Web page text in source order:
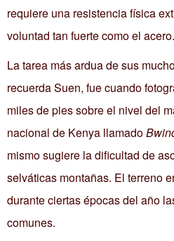
requiere una resistencia física
voluntad tan fuerte como el acero.
La tarea más ardua de sus
recuerda Suen, fue cuando
miles de pies sobre el nivel del
nacional de Kenya llamado
mismo sugiere la dificultad de
selváticas montañas. El terreno
durante ciertas épocas del año
comunes.